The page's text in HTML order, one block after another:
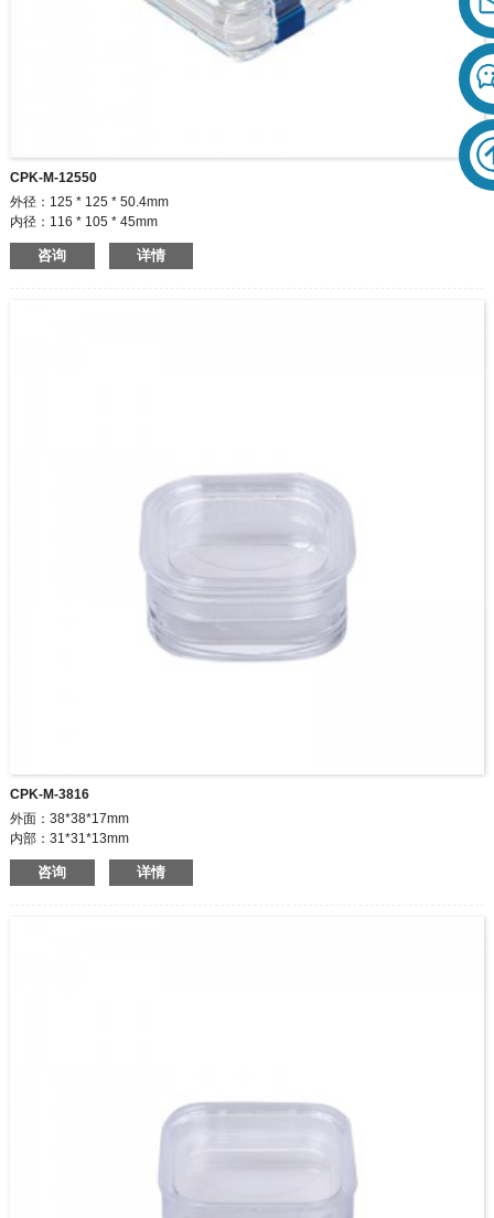
CPK-M-12550
外径：125 * 125 * 50.4mm
内径：116 * 105 * 45mm
◆带铰链
◆包装小件商品
咨询 详情
CPK-M-3816
外面：38*38*17mm
内部：31*31*13mm
◆无铰链
◆包装小件商品
咨询 详情